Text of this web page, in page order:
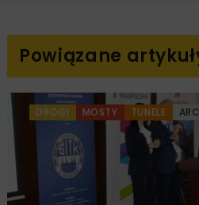
Powiązane
DROGI MOSTY TUNELE